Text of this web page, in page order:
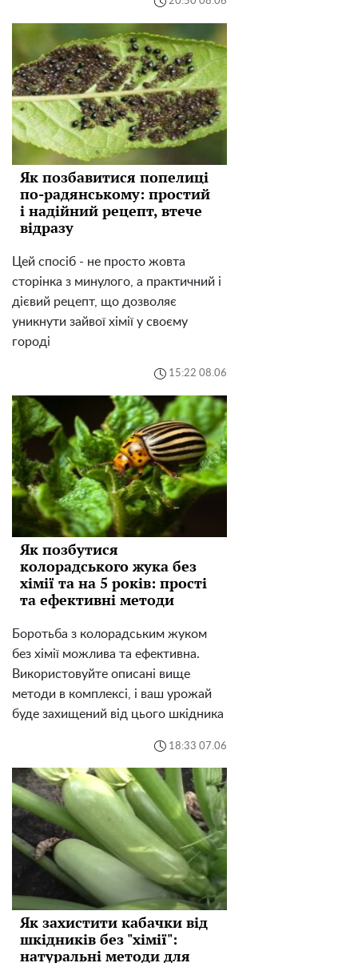
Як позбавитися попелиці
по-радянському: простий
і надійний рецепт, втече
відразу
Цей спосіб - не просто жовта
сторінка з минулого, а практичний і
дієвий рецепт, що дозволяє
уникнути зайвої хімії у своєму
городі
15:22 08.06
Як позбутися
колорадського жука без
хімії та на 5 років: прості
та ефективні методи
Боротьба з колорадським жуком
без хімії можлива та ефективна.
Використовуйте описані вище
методи в комплексі, і ваш урожай
буде захищений від цього шкідника
18:33 07.06
Як захистити кабачки від
шкідників без "хімії":
натуральні методи для